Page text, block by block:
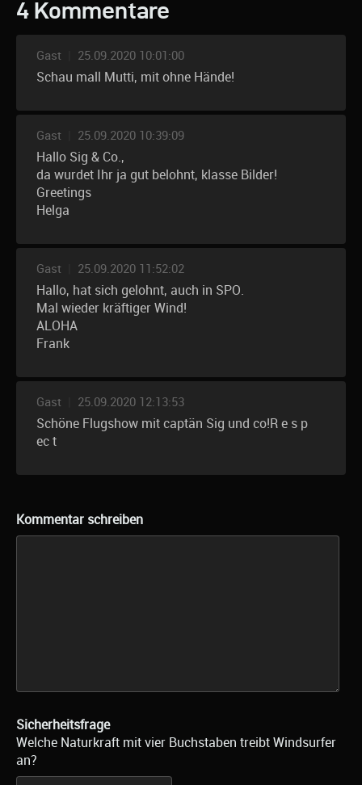
4 Kommentare
Gast 25.09.2020 10:01:00
Schau mall Mutti, mit ohne Hände!
Gast 25.09.2020 10:39:09
Hallo Sig & Co.,
da wurdet Ihr ja gut belohnt, klasse Bilder!
Greetings
Helga
Gast 25.09.2020 11:52:02
Hallo, hat sich gelohnt, auch in SPO.
Mal wieder kräftiger Wind!
ALOHA
Frank
Gast 25.09.2020 12:13:53
Schöne Flugshow mit captän Sig und co!R e s p
ec t
Kommentar schreiben
Sicherheitsfrage
Welche Naturkraft mit vier Buchstaben treibt Windsurfer
an?